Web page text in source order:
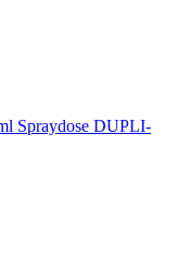
Spraydose DUPLI-